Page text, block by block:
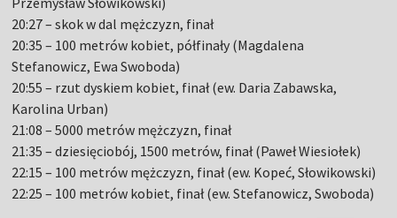
20:27 – skok w dal mężczyzn, finał
20:35 – 100 metrów kobiet, półfinały (Magdalena
Stefanowicz, Ewa Swoboda)
20:55 – rzut dyskiem kobiet, finał (ew. Daria Zabawska,
Karolina Urban)
21:08 – 5000 metrów mężczyzn, finał
21:35 – dziesięciobój, 1500 metrów, finał (Paweł Wiesiołek)
22:15 – 100 metrów mężczyzn, finał (ew. Kopeć, Słowikowski)
22:25 – 100 metrów kobiet, finał (ew. Stefanowicz, Swoboda)